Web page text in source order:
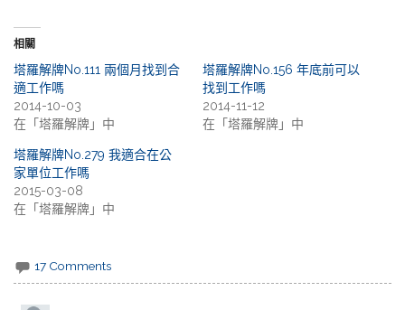
相關
塔羅解牌No.111 兩個月找到合
適工作嗎
2014-10-03
在「塔羅解牌」中
塔羅解牌No.156 年底前可以
找到工作嗎
2014-11-12
在「塔羅解牌」中
塔羅解牌No.279 我適合在公
家單位工作嗎
2015-03-08
在「塔羅解牌」中
17 Comments